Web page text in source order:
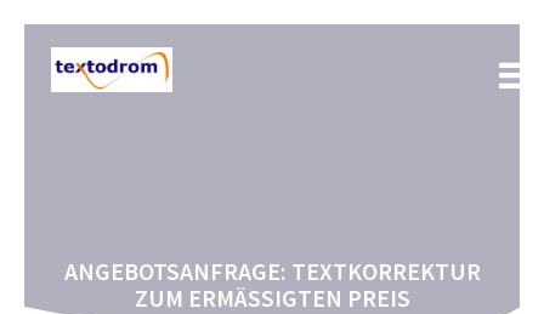
ANGEBOTSANFRAGE: TEXTKORREKTUR
ZUM ERMÄSSIGTEN PREIS